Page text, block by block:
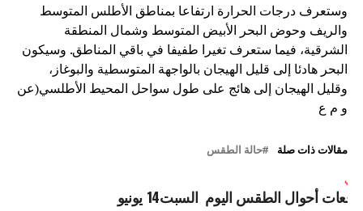
وستعرف درجات الحرارة ارتفاعا بمناطق الأطلس المتوسط
والريف وحوض البحر الأبيض المتوسط وشمال المنطقة
الشرقية، فيما ستعرف تغيرا طفيفا في باقي المناطق. وسيكون
البحر هادئا إلى قليل الهيجان بالواجهة المتوسطية والبوغاز،
وقليل الهيجان إلى هائج على طول سواحل المحيط الأطلسي(عن
و م ع
مقالات ذات صلة حالة الطقس
أحوال الطقس اليوم السبت14 يونيو